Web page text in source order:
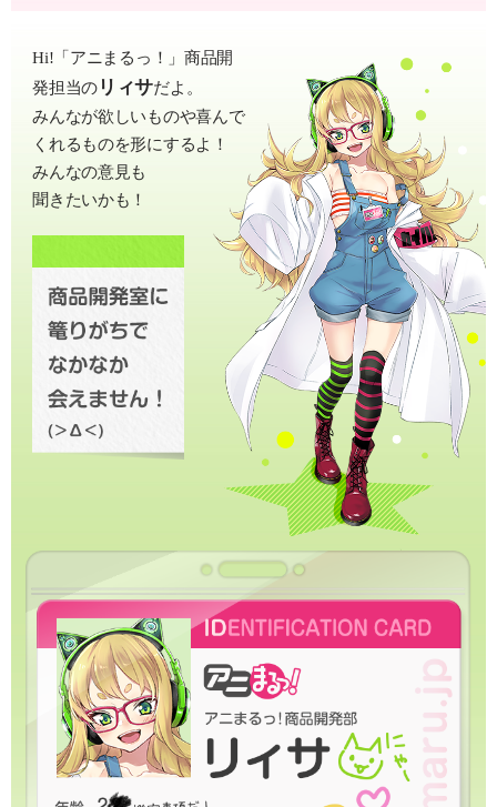
Hi!「アニまるっ！」商品開
発担当の リィサだよ。
みんなが欲しいものや喜んで
くれるものを形にするよ！
みんなの意見も
聞きたいかも！